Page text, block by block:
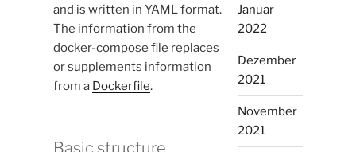
and is written in YAML format.
The information from the
docker-compose file replaces
or supplements information
from a Dockerfile.
Januar
2022
Dezember
2021
November
2021